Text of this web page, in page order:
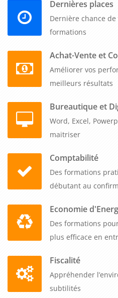
efficacement avec les
contrôles et sécuriser leurs
comptables pour analyser la
l'établissement et identifier
participants comprennent
construire des budgets plus
activité.
documents budgétaires et
financeurs publics. Les
dans la production des
projets d'accompagnement.
votre programme personnalisé
comptable de votre
Dernières places
Dernière chance
formations
Achat-Vente et
Améliorer vos
meilleurs résultats
Bureautique et
Word, Excel,
maitriser
Comptabilité
Des formations
débutant au
Economie
Des formations
plus efficace en
Fiscalité
Appréhender
subtilités